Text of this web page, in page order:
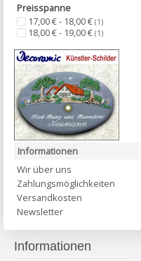
Preisspanne
17,00 € - 18,00 € (1)
18,00 € - 19,00 € (1)
Informationen
Wir über uns
Zahlungsmöglichkeiten
Versandkosten
Newsletter
Informationen